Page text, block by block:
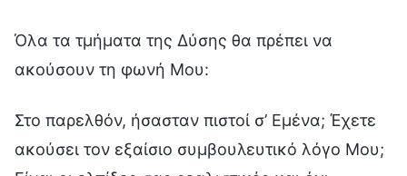
Όλα τα τμήματα της Δύσης θα πρέπει να
ακούσουν τη φωνή Μου:
Στο παρελθόν, ήσασταν πιστοί σ’ Εμένα; Έχετε
ακούσει τον εξαίσιο συμβουλευτικό λόγο Μου;